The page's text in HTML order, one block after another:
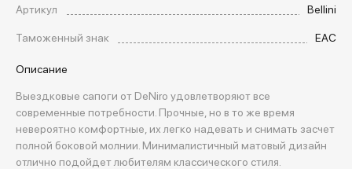
Артикул
Bellini
Таможенный знак
EAC
Описание
Выездковые сапоги от DeNiro удовлетворяют все
современные потребности. Прочные, но в то же время
невероятно комфортные, их легко надевать и снимать засчет
полной боковой молнии. Минималистичный матовый дизайн
отлично подойдет любителям классического стиля.